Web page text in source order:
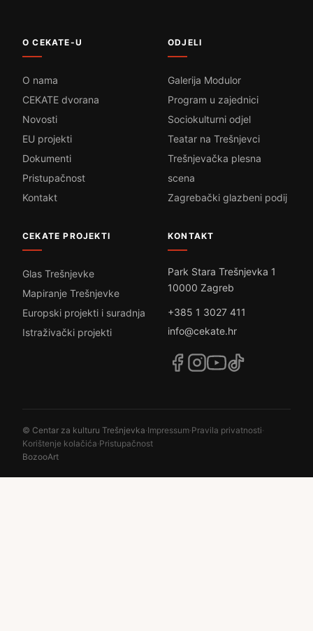
O CEKATE-U
O nama
CEKATE dvorana
Novosti
EU projekti
Dokumenti
Pristupačnost
Kontakt
ODJELI
Galerija Modulor
Program u zajednici
Sociokulturni odjel
Teatar na Trešnjevci
Trešnjevačka plesna
scena
Zagrebački glazbeni podij
CEKATE PROJEKTI
Glas Trešnjevke
Mapiranje Trešnjevke
Europski projekti i suradnja
Istraživački projekti
KONTAKT
Park Stara Trešnjevka 1
10000 Zagreb
+385 1 3027 411
info@cekate.hr
© Centar za kulturu Trešnjevka·Impressum·Pravila privatnosti·
Korištenje kolačića·Pristupačnost
BozooArt